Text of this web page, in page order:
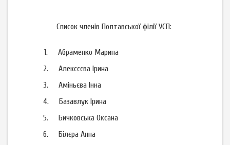
Список членів Полтавської філії УСП:
1. Абраменко Марина
2. Алексєєва Ірина
3. Аміньєва Інна
4. Базавлук Ірина
5. Бичковська Оксана
6. Білєра Анна